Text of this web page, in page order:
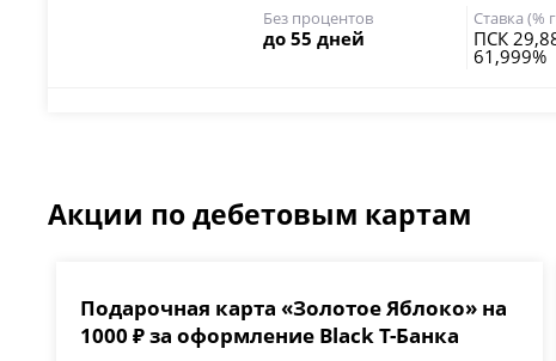
Без процентов
до 55 дней
Ставка (%
ПСК
61,999%
Акции по дебетовым картам
Подарочная карта «Золотое Яблоко» на
1000 ₽ за оформление Black Т-Банка